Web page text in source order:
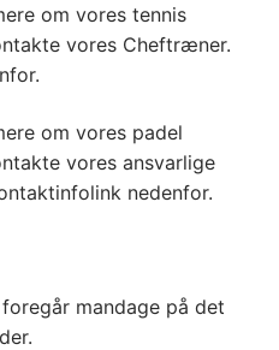
om vores tennis
vores Cheftræner.
om vores padel
vores ansvarlige
nedenfor.
mandage på det